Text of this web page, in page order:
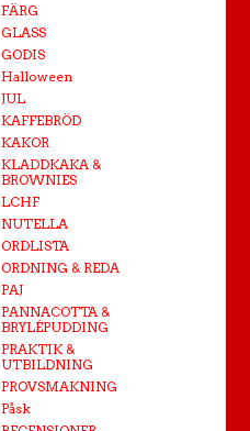
FÄRG
GLASS
GODIS
Halloween
JUL
KAFFEBRÖD
KAKOR
KLADDKAKA &
BROWNIES
LCHF
NUTELLA
ORDLISTA
ORDNING & REDA
PAJ
PANNACOTTA &
BRYLÉPUDDING
PRAKTIK &
UTBILDNING
PROVSMAKNING
Påsk